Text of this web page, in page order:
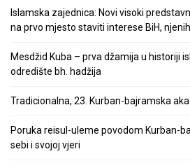
Islamska zajednica: Novi visoki
na prvo mjesto staviti interese BiH,
Mesdžid Kuba – prva džamija u historiji
odredište bh. hadžija
Tradicionalna, 23. Kurban-bajramska
Poruka reisul-uleme povodom Kurban-
sebi i svojoj vjeri